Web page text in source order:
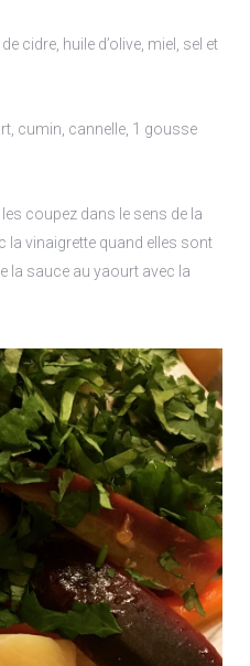
cidre, huile d’olive, miel, sel et
cumin, cannelle, 1 gousse
coupez dans le sens de la
la vinaigrette quand elles sont
la sauce au yaourt avec la